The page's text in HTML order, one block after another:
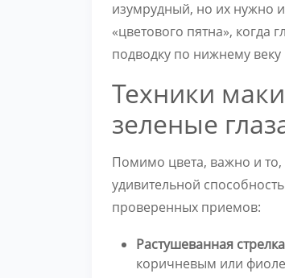
изумрудный, но их нужно
«цветового пятна», когда
подводку по нижнему
Техники
зеленые
Помимо цвета, важно и то,
удивительной
проверенных приемов:
Растушеванная
коричневым или